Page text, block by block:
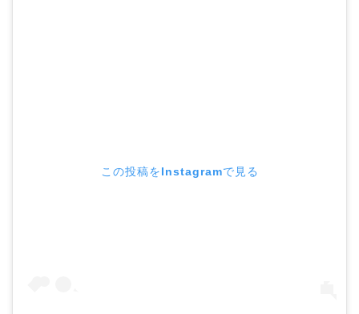
この投稿をInstagramで見る